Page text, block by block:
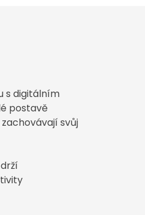
s digitálním
postavě
svůj